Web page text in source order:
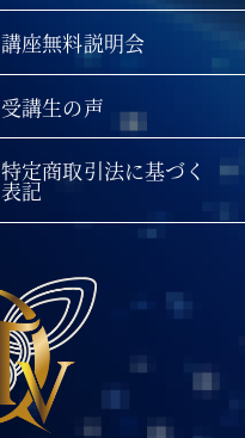
講座無料説明会
受講生の声
特定商取引法に基づく
表記